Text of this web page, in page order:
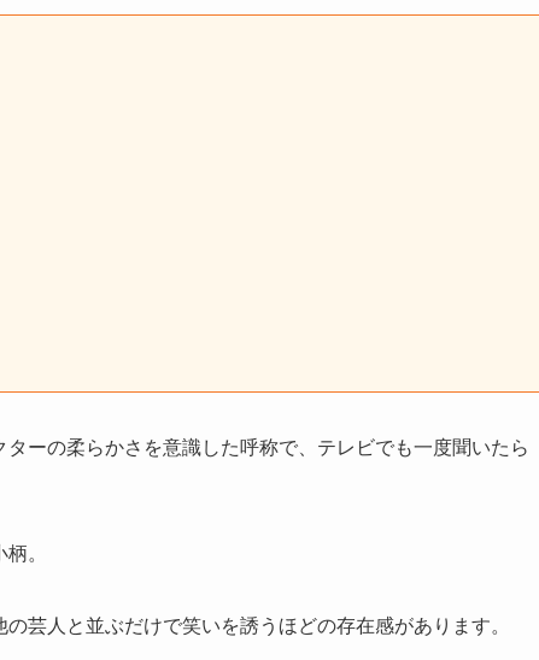
ーの柔らかさを意識した呼称で、テレビでも一度聞いたら
。
芸人と並ぶだけで笑いを誘うほどの存在感があります。